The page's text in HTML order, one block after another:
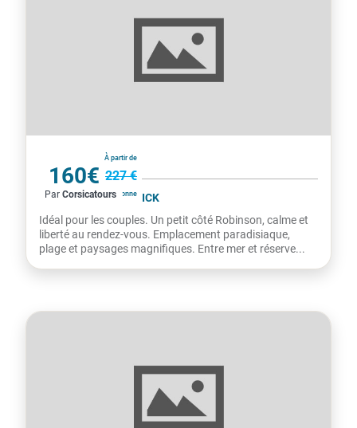
À partir de
160€ 227 €
par personne
Par Corsicatours
RÉSIDENCE MOBY DICK
Idéal pour les couples. Un petit côté Robinson, calme et
liberté au rendez-vous. Emplacement paradisiaque,
plage et paysages magnifiques. Entre mer et réserve...